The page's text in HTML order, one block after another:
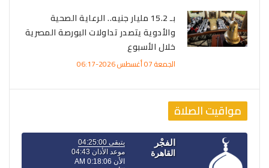
بـ 15.2 مليار جنيه.. الرعاية الصحية
والأدوية يتصدر تداولات البورصة المصرية
خلال الأسبوع
الجمعة 07 أغسطس 2026-06:17
مواقيت الصلاة